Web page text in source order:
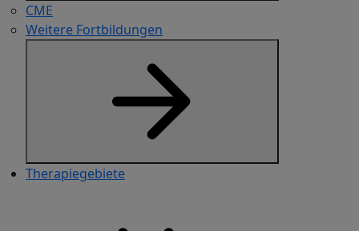
CME
Weitere Fortbildungen
Therapiegebiete